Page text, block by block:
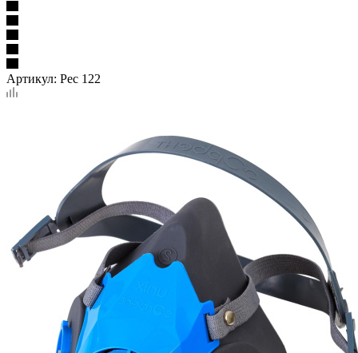
Артикул: Рес 122